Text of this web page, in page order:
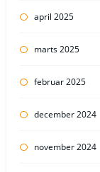
april 2025
marts 2025
februar 2025
december 2024
november 2024